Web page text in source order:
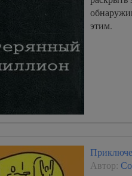
этим.
Автор: